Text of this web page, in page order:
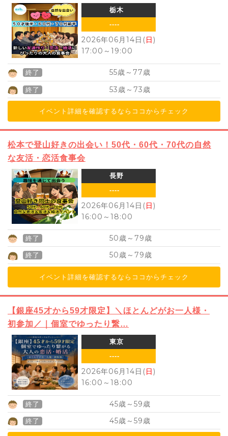
栃木
----
2026年06月14日(日)
17:00 ～ 19:00
終了 55歳～ 77歳
終了 53歳～ 73歳
イベント詳細を確認するならココからチェック
松本で登山好きの出会い！50代・60代・70代の自然
な友活・恋活食事会
長野
----
2026年06月14日(日)
16:00 ～ 18:00
終了 50歳～ 79歳
終了 50歳～ 79歳
イベント詳細を確認するならココからチェック
【銀座45才から59才限定】＼ほとんどがお一人様・
初参加／｜個室でゆったり繋…
東京
----
2026年06月14日(日)
16:00 ～ 18:00
終了 45歳～ 59歳
終了 45歳～ 59歳